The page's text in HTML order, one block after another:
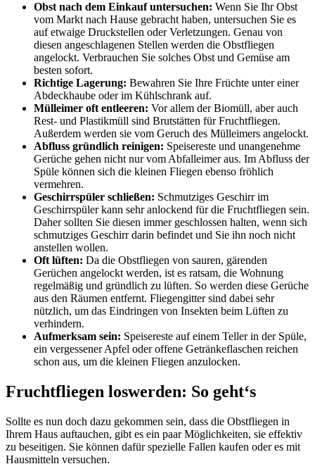
Obst nach dem Einkauf untersuchen: Wenn Sie Ihr Obst
vom Markt nach Hause gebracht haben, untersuchen Sie es
auf etwaige Druckstellen oder Verletzungen. Genau von
diesen angeschlagenen Stellen werden die Obstfliegen
angelockt. Verbrauchen Sie solches Obst und Gemüse am
besten sofort.
Richtige Lagerung: Bewahren Sie Ihre Früchte unter einer
Abdeckhaube oder im Kühlschrank auf.
Mülleimer oft entleeren: Vor allem der Biomüll, aber auch
Rest- und Plastikmüll sind Brutstätten für Fruchtfliegen.
Außerdem werden sie vom Geruch des Mülleimers angelockt.
Abfluss gründlich reinigen: Speisereste und unangenehme
Gerüche gehen nicht nur vom Abfalleimer aus. Im Abfluss der
Spüle können sich die kleinen Fliegen ebenso fröhlich
vermehren.
Geschirrspüler schließen: Schmutziges Geschirr im
Geschirrspüler kann sehr anlockend für die Fruchtfliegen sein.
Daher sollten Sie diesen immer geschlossen halten, wenn sich
schmutziges Geschirr darin befindet und Sie ihn noch nicht
anstellen wollen.
Oft lüften: Da die Obstfliegen von sauren, gärenden
Gerüchen angelockt werden, ist es ratsam, die Wohnung
regelmäßig und gründlich zu lüften. So werden diese Gerüche
aus den Räumen entfernt. Fliegengitter sind dabei sehr
nützlich, um das Eindringen von Insekten beim Lüften zu
verhindern.
Aufmerksam sein: Speisereste auf einem Teller in der Spüle,
ein vergessener Apfel oder offene Getränkeflaschen reichen
schon aus, um die kleinen Fliegen anzulocken.
Fruchtfliegen loswerden: So geht‘s
Sollte es nun doch dazu gekommen sein, dass die Obstfliegen in
Ihrem Haus auftauchen, gibt es ein paar Möglichkeiten, sie effektiv
zu beseitigen. Sie können dafür spezielle Fallen kaufen oder es mit
Hausmitteln versuchen.